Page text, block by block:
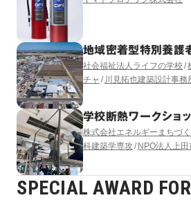
地域密着型特別養護
社会福祉法人ライフの学校
チャ
川見拓也建築設計事務
学校断熱ワークショ
株式会社エネルギーまちづ
科建築学専攻 NPO法人上
SPECIAL AWARD